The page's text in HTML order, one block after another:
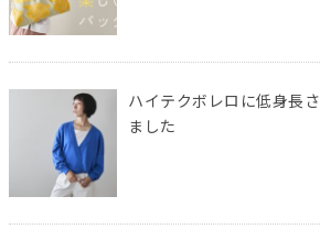
ハイテクボレロに低身長
ました